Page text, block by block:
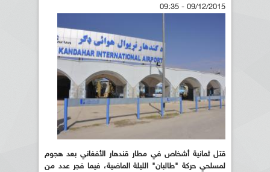
09/12/2015 - 09:35
قتل ثمانية أشخاص في مطار قندهار الأفغاني بعد هجوم
لمسلحي حركة "طالبان" الليلة الماضية، فيما فجر عدد من